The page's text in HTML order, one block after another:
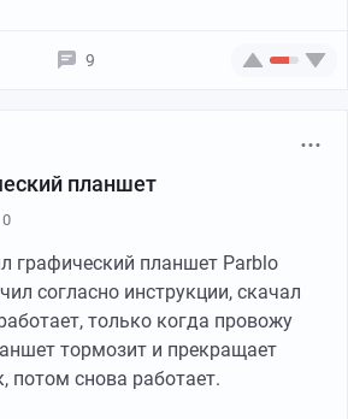
первой возможности раненых
можно затыкать чем угодно.
Смысл здесь состоит в том,
Чтобы не попал
в грудь – это самое
и преимущество пустого
(кроме постоянной угрозы
а холод и антисанитария.
9
планшет
0
графический планшет Parblo
согласно инструкции, скачал
только когда провожу
тормозит и прекращает
потом снова работает.